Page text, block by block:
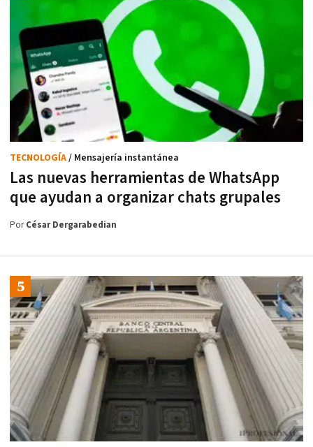
Las nuevas herramientas de WhatsApp
que ayudan a organizar chats grupales
TECNOLOGÍA/ Mensajería instantánea
PorCésar Dergarabedian